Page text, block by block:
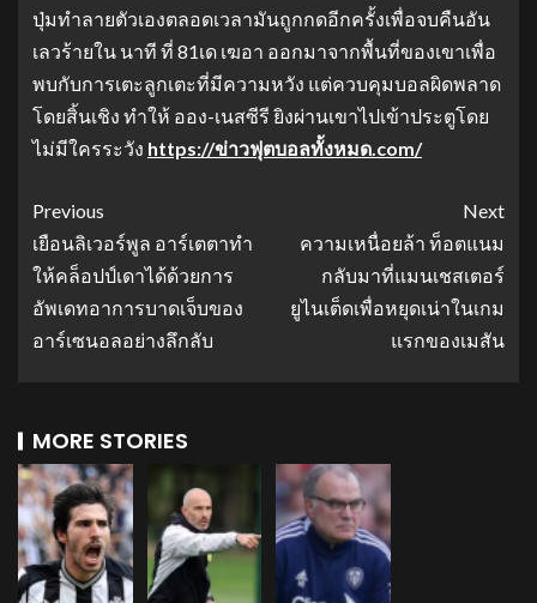
ปุ่มทำลายตัวเองตลอดเวลามันถูกกดอีกครั้งเพื่อจบคืนอัน
เลวร้ายใน นาที ที่ 81เด เฆอา ออกมาจากพื้นที่ของเขาเพื่อ
พบกับการเตะลูกเตะที่มีความหวัง แต่ควบคุมบอลผิดพลาด
โดยสิ้นเชิง ทำให้ ออง-เนสซีรี ยิงผ่านเขาไปเข้าประตูโดย
ไม่มีใครระวัง https://ข่าวฟุตบอลทั้งหมด.com/
Previous
เยือนลิเวอร์พูล อาร์เตตาทำ
ให้คล็อปป์เดาได้ด้วยการ
อัพเดทอาการบาดเจ็บของ
อาร์เซนอลอย่างลึกลับ
Next
ความเหนื่อยล้า ท็อตแนม
กลับมาที่แมนเชสเตอร์
ยูไนเต็ดเพื่อหยุดเน่าในเกม
แรกของเมสัน
MORE STORIES